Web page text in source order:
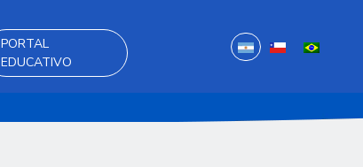
PORTAL
EDUCATIVO